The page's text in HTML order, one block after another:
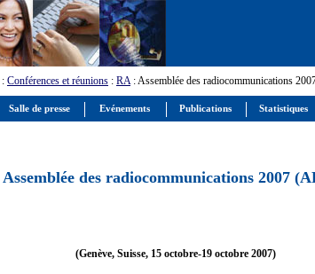
: Conférences et réunions : RA: Assemblée des radiocommunications
Assemblée des radiocommunications 2007
(Genève, Suisse, 15 octobre-19 octobre 2007)
Salle de presse Evénements Publications Statistiques